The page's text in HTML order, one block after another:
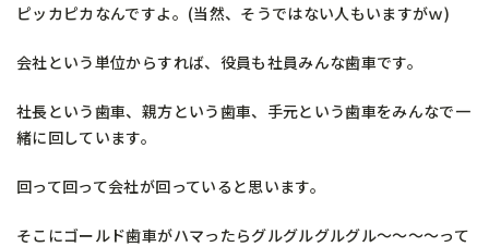
ピッカピカなんですよ。(当然、そうではない人もいますがｗ)
会社という単位からすれば、役員も社員みんな歯車です。
社長という歯車、親方という歯車、手元という歯車をみんなで一
緒に回しています。
回って回って会社が回っていると思います。
そこにゴールド歯車がハマったらグルグルグルグル～～～～って